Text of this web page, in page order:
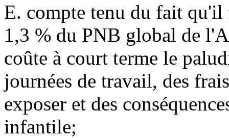
E. compte tenu du fait qu'il
1,3 % du PNB global de
coûte à court terme le
journées de travail, des
exposer et des
infantile;